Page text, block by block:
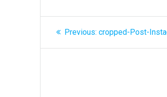
Navigation
de
Previous: Previous
cropped-Post-